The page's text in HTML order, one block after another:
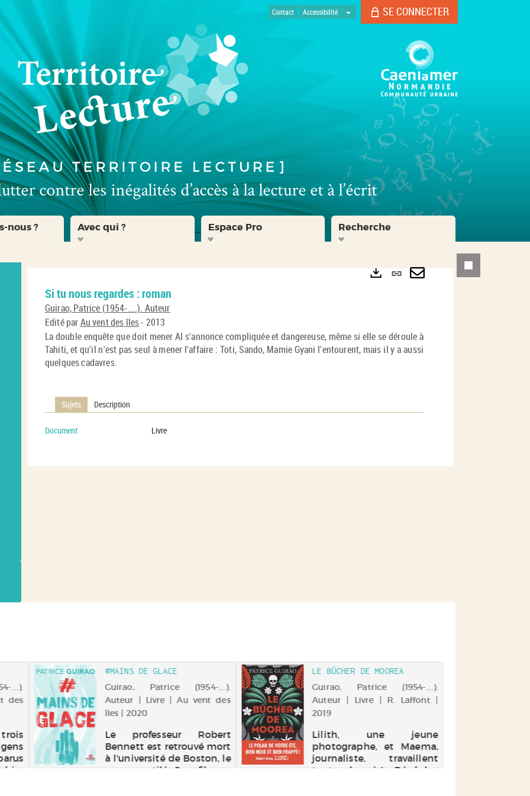
Contact Accessibilité SE CONNECTER
nous ? Avec qui ? Espace Pro Recherche
Si tu nous regardes : roman
Guirao, Patrice (1954-....). Auteur
Edité parAu vent des îles- 2013
La double enquête que doit mener Al s'annonce compliquée et dangereuse, même si elle se déroule à
Tahiti, et qu'il n'est pas seul à mener l'affaire : Toti, Sando, Mamie Gyani l'entourent, mais il y a aussi
quelques cadavres.
Sujets Description
Document Livre
Lien
fenêtre)
mail
#MAINS DE GLACE
Guirao, Patrice (1954-....).
Auteur | Livre | Au vent des
îles | 2020
Le professeur Robert
Bennett est retrouvé mort
à l'université de Boston, le
corps mutilé. Son fils, un
LE BÛCHER DE MOOREA
Guirao, Patrice (1954-....).
Auteur | Livre | R. Laffont |
2019
Lilith, une jeune
photographe, et Maema,
journaliste, travaillent
toutes deux à La Dépêche,
....).
des